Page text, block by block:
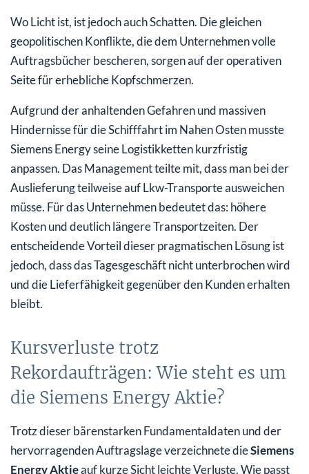
Wo Licht ist, ist jedoch auch Schatten. Die gleichen
geopolitischen Konflikte, die dem Unternehmen volle
Auftragsbücher bescheren, sorgen auf der operativen
Seite für erhebliche Kopfschmerzen.
Aufgrund der anhaltenden Gefahren und massiven
Hindernisse für die Schifffahrt im Nahen Osten musste
Siemens Energy seine Logistikketten kurzfristig
anpassen. Das Management teilte mit, dass man bei der
Auslieferung teilweise auf Lkw-Transporte ausweichen
müsse. Für das Unternehmen bedeutet das: höhere
Kosten und deutlich längere Transportzeiten. Der
entscheidende Vorteil dieser pragmatischen Lösung ist
jedoch, dass das Tagesgeschäft nicht unterbrochen wird
und die Lieferfähigkeit gegenüber den Kunden erhalten
bleibt.
Kursverluste trotz
Rekordaufträgen: Wie steht es um
die Siemens Energy Aktie?
Trotz dieser bärenstarken Fundamentaldaten und der
hervorragenden Auftragslage verzeichnete dieSiemens
Energy Aktieauf kurze Sicht leichte Verluste. Wie passt